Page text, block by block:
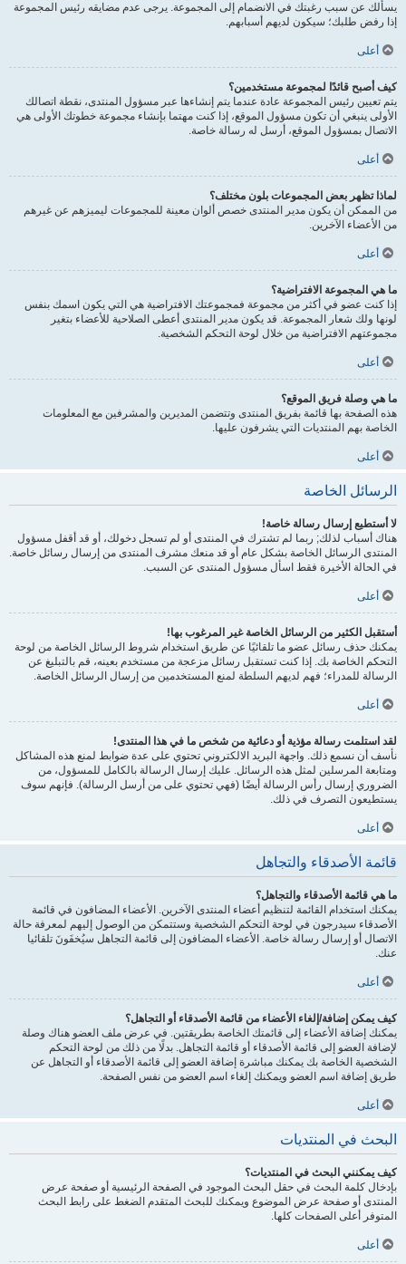
يسألك عن سبب رغبتك في الانضمام إلى المجموعة. يرجى عدم مضايقه رئيس المجموعة
إذا رفض طلبك؛ سيكون لديهم أسبابهم.
أعلى
كيف أصبح قائدًا لمجموعة مستخدمين؟
يتم تعيين رئيس المجموعة عادة عندما يتم إنشاءها عبر مسؤول المنتدى، نقطة اتصالك
الأولى ينبغي أن تكون مسؤول الموقع، إذا كنت مهتما بإنشاء مجموعة خطوتك الأولى هي
الاتصال بمسؤول الموقع، أرسل له رسالة خاصة.
أعلى
لماذا تظهر بعض المجموعات بلون مختلف؟
من الممكن أن يكون مدير المنتدى خصص ألوان معينة للمجموعات ليميزهم عن غيرهم
من الأعضاء الآخرين.
أعلى
ما هي المجموعة الافتراضية؟
إذا كنت عضو في أكثر من مجموعة فمجموعتك الافتراضية هي التي يكون اسمك بنفس
لونها ولك شعار المجموعة. قد يكون مدير المنتدى أعطى الصلاحية للأعضاء بتغير
مجموعتهم الافتراضية من خلال لوحة التحكم الشخصية.
أعلى
ما هي وصلة فريق الموقع؟
هذه الصفحة بها قائمة بفريق المنتدى وتتضمن المديرين والمشرفين مع المعلومات
الخاصة بهم المنتديات التي يشرفون عليها.
أعلى
الرسائل الخاصة
لا أستطيع إرسال رسالة خاصة!
هناك أسباب لذلك; ربما لم تشترك في المنتدى أو لم تسجل دخولك، أو قد أقفل مسؤول
المنتدى الرسائل الخاصة بشكل عام أو قد منعك مشرف المنتدى من إرسال رسائل خاصة.
في الحالة الأخيرة فقط اسأل مسؤول المنتدى عن السبب.
أعلى
أستقبل الكثير من الرسائل الخاصة غير المرغوب بها!
يمكنك حذف رسائل عضو ما تلقائيًا عن طريق استخدام شروط الرسائل الخاصة من لوحة
التحكم الخاصة بك. إذا كنت تستقبل رسائل مزعجة من مستخدم بعينه، قم بالتبليغ عن
الرسالة للمدراء؛ فهم لديهم السلطة لمنع المستخدمين من إرسال الرسائل الخاصة.
أعلى
لقد استلمت رسالة مؤذية أو دعائية من شخص ما في هذا المنتدى!
نأسف أن نسمع ذلك. واجهة البريد الالكتروني تحتوي على عدة ضوابط لمنع هذه المشاكل
ومتابعة المرسلين لمثل هذه الرسائل. عليك إرسال الرسالة بالكامل للمسؤول، من
الضروري إرسال رأس الرسالة أيضًا (فهي تحتوي على من أرسل الرسالة). فإنهم سوف
يستطيعون التصرف في ذلك.
أعلى
قائمة الأصدقاء والتجاهل
ما هي قائمة الأصدقاء والتجاهل؟
يمكنك استخدام القائمة لتنظيم أعضاء المنتدى الآخرين. الأعضاء المضافون في قائمة
الأصدقاء سيدرجون في لوحة التحكم الشخصية وستتمكن من الوصول إليهم لمعرفة حالة
الاتصال أو إرسال رسالة خاصة. الأعضاء المضافون إلى قائمة التجاهل سيُخفَونَ تلقائيا
عنك.
أعلى
كيف يمكن إضافة/إلغاء الأعضاء من قائمة الأصدقاء أو التجاهل؟
يمكنك إضافة الأعضاء إلى قائمتك الخاصة بطريقتين. في عرض ملف العضو هناك وصلة
لإضافة العضو إلى قائمة الأصدقاء أو قائمة التجاهل. بدلًا من ذلك من لوحة التحكم
الشخصية الخاصة بك يمكنك مباشرة إضافة العضو إلى قائمة الأصدقاء أو التجاهل عن
طريق إضافة اسم العضو ويمكنك إلغاء اسم العضو من نفس الصفحة.
أعلى
البحث في المنتديات
كيف يمكنني البحث في المنتديات؟
بإدخال كلمة البحث في حقل البحث الموجود في الصفحة الرئيسية أو صفحة عرض
المنتدى أو صفحة عرض الموضوع ويمكنك للبحث المتقدم الضغط على رابط البحث
المتوفر أعلى الصفحات كلها.
أعلى